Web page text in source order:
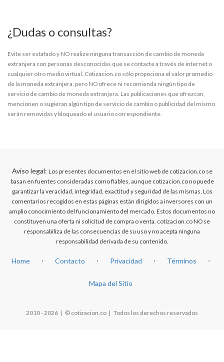
¿Dudas o consultas?
Evite ser estafado y NO realize ninguna transacción de cambio de moneda
extranjera con personas desconocidas que se contacte a través de internet o
cualquier otro medio virtual. Cotizacion.co sólo propociona el valor promedio
de la moneda extranjera, pero NO ofrece ni recomienda ningún tipo de
servicio de cambio de moneda extranjera. Las publicaciones que ofrezcan,
mencionen o sugieran algún tipo de servicio de cambio o publicidad del mismo
serán removidas y bloqueado el usuario correspondiente.
Aviso legal: Los presentes documentos en el sitio web de cotizacion.co se
basan en fuentes consideradas como fiables, aunque cotizacion.co no puede
garantizar la veracidad, integridad, exactitud y seguridad de las mismas. Los
comentarios recogidos en estas páginas están dirigidos a inversores con un
amplio conocimiento del funcionamiento del mercado. Estos documentos no
constituyen una oferta ni solicitud de compra o venta. cotizacion.co NO se
responsabiliza de las consecuencias de su uso y no acepta ninguna
responsabilidad derivada de su contenido.
Home ⋅ Contacto ⋅ Privacidad ⋅ Términos ⋅
Mapa del Sitio
2010 - 2026 | © cotizacion.co | Todos los derechos reservados